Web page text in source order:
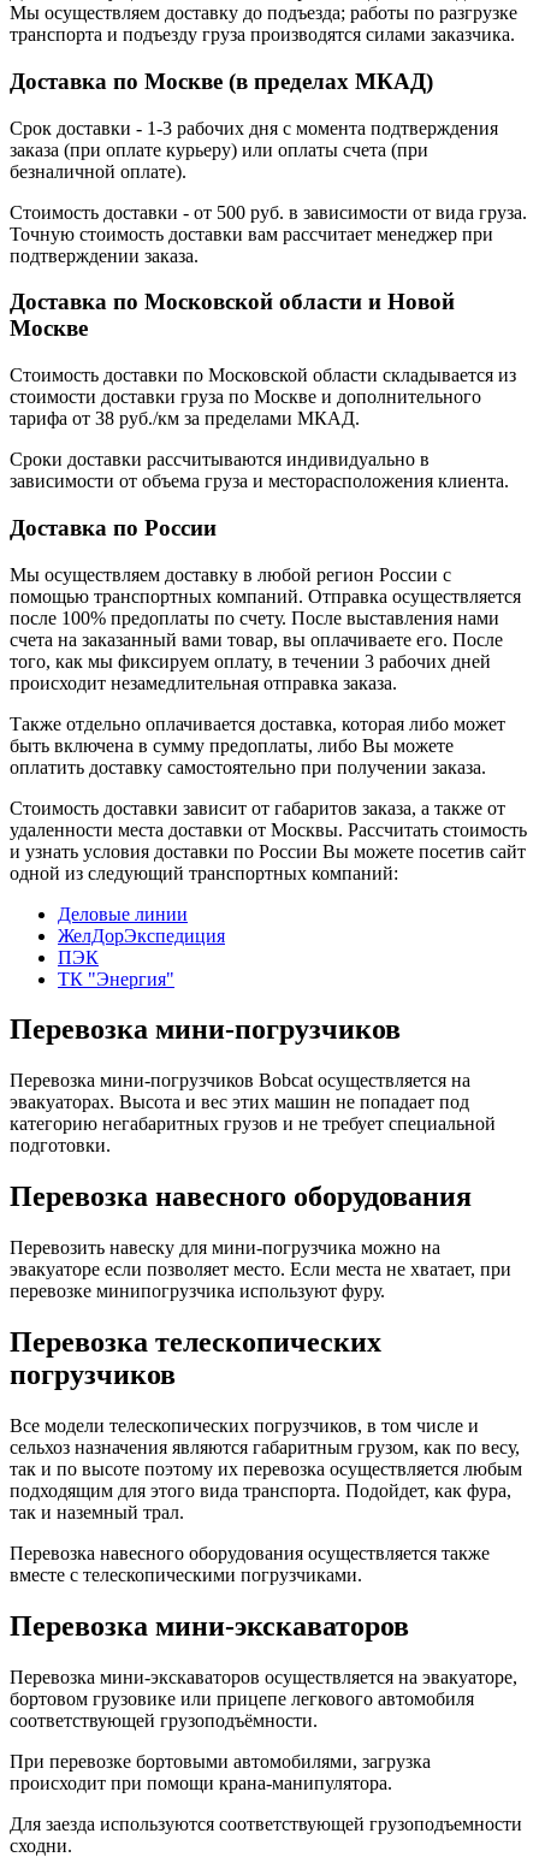
Мы осуществляем доставку до подъезда; работы по разгрузке
транспорта и подъезду груза производятся силами заказчика.
Доставка по Москве (в пределах МКАД)
Срок доставки - 1-3 рабочих дня с момента подтверждения
заказа (при оплате курьеру) или оплаты счета (при
безналичной оплате).
Стоимость доставки - от 500 руб. в зависимости от вида груза.
Точную стоимость доставки вам рассчитает менеджер при
подтверждении заказа.
Доставка по Московской области и Новой
Москве
Стоимость доставки по Московской области складывается из
стоимости доставки груза по Москве и дополнительного
тарифа от 38 руб./км за пределами МКАД.
Сроки доставки рассчитываются индивидуально в
зависимости от объема груза и месторасположения клиента.
Доставка по России
Мы осуществляем доставку в любой регион России с
помощью транспортных компаний. Отправка осуществляется
после 100% предоплаты по счету. После выставления нами
счета на заказанный вами товар, вы оплачиваете его. После
того, как мы фиксируем оплату, в течении 3 рабочих дней
происходит незамедлительная отправка заказа.
Также отдельно оплачивается доставка, которая либо может
быть включена в сумму предоплаты, либо Вы можете
оплатить доставку самостоятельно при получении заказа.
Стоимость доставки зависит от габаритов заказа, а также от
удаленности места доставки от Москвы. Рассчитать стоимость
и узнать условия доставки по России Вы можете посетив сайт
одной из следующий транспортных компаний:
Деловые линии
ЖелДорЭкспедиция
ПЭК
ТК "Энергия"
Перевозка мини-погрузчиков
Перевозка мини-погрузчиков Bobcat осуществляется на
эвакуаторах. Высота и вес этих машин не попадает под
категорию негабаритных грузов и не требует специальной
подготовки.
Перевозка навесного оборудования
Перевозить навеску для мини-погрузчика можно на
эвакуаторе если позволяет место. Если места не хватает, при
перевозке минипогрузчика используют фуру.
Перевозка телескопических
погрузчиков
Все модели телескопических погрузчиков, в том числе и
сельхоз назначения являются габаритным грузом, как по весу,
так и по высоте поэтому их перевозка осуществляется любым
подходящим для этого вида транспорта. Подойдет, как фура,
так и наземный трал.
Перевозка навесного оборудования осуществляется также
вместе с телескопическими погрузчиками.
Перевозка мини-экскаваторов
Перевозка мини-экскаваторов осуществляется на эвакуаторе,
бортовом грузовике или прицепе легкового автомобиля
соответствующей грузоподъёмности.
При перевозке бортовыми автомобилями, загрузка
происходит при помощи крана-манипулятора.
Для заезда используются соответствующей грузоподъемности
сходни.